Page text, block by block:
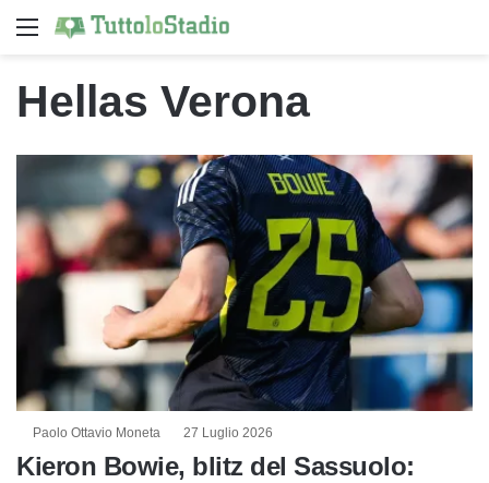
Menu
Hellas Verona
Paolo Ottavio Moneta 27 Luglio 2026
Kieron Bowie, blitz del Sassuolo: